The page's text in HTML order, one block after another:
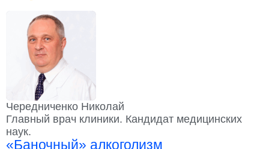
Чередниченко Николай
Главный врач клиники. Кандидат медицинских
наук.
«Баночный» алкоголизм